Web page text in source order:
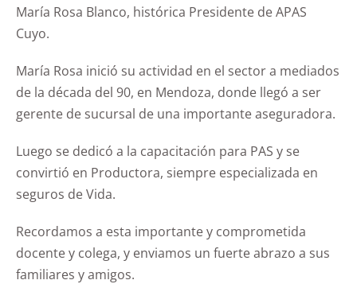
María Rosa Blanco, histórica Presidente de APAS
Cuyo.
María Rosa inició su actividad en el sector a mediados
de la década del 90, en Mendoza, donde llegó a ser
gerente de sucursal de una importante aseguradora.
Luego se dedicó a la capacitación para PAS y se
convirtió en Productora, siempre especializada en
seguros de Vida.
Recordamos a esta importante y comprometida
docente y colega, y enviamos un fuerte abrazo a sus
familiares y amigos.